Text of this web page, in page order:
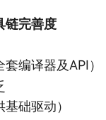
链完善度
套编译器及API）
基础驱动）